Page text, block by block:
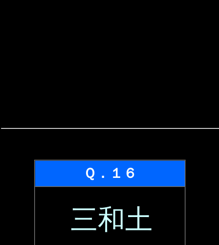
Ｑ．１６
三和土